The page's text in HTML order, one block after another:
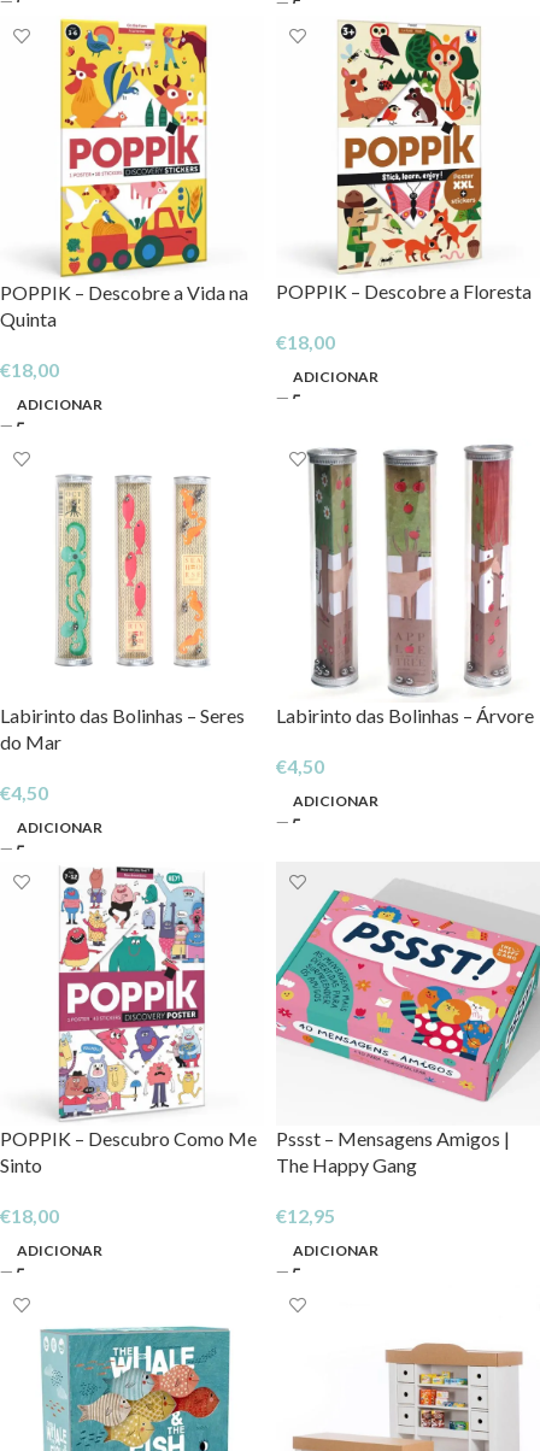
POPPIK – Descobre a Vida na
Quinta
€18,00
ADICIONAR
POPPIK – Descobre a Floresta
€18,00
ADICIONAR
Labirinto das Bolinhas – Seres
do Mar
€4,50
ADICIONAR
Labirinto das Bolinhas – Árvore
€4,50
ADICIONAR
POPPIK – Descubro Como Me
Sinto
€18,00
ADICIONAR
Pssst – Mensagens Amigos |
The Happy Gang
€12,95
ADICIONAR